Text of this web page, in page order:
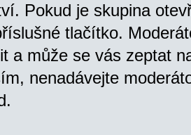
Pokud je skupina
tlačítko.
a může se vás zeptat
nenadávejte